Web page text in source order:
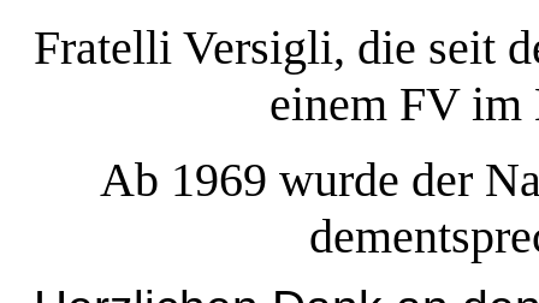
Fratelli Versigli, die seit
einem FV im
Ab 1969 wurde der